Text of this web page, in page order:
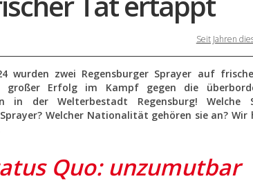
Seit Jahren
wurden zwei Regensburger Sprayer auf
großer Erfolg im Kampf gegen die
in der Welterbestadt Regensburg! Welche
Welcher Nationalität gehören sie an? Wir
Quo: unzumutbar